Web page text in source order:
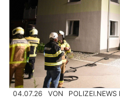
04.07.26 VON POLIZEI.NEWS